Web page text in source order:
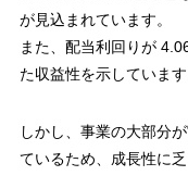
が見込まれています。
また、配当利回りが
た収益性を示しています
しかし、事業の大部分
ているため、成長性に